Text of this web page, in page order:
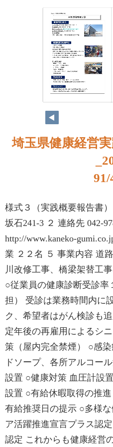
埼玉県健康経営
91/
様式３（実践概要報告書
坂石241-3 ２ 連絡先 042-
http://www.kaneko-
業 ２２名 ５ 事業内容 道
川改修工事、橋梁架替工
○従業員の健康診断受診率
担） 受診は業務時間内に
ク、希望者はがん検診も
定年後の再雇用によるシ
策（屋内完全禁煙） ○感
ドソープ、各所アルコー
設置 ○健康対策 血圧計設
設置 ○有給休暇取得の推
有給推奨日の提示 ○多様
ア活躍推進宣言プラス認
認定 これからも健康経営